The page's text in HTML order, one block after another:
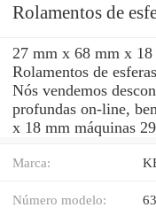
Rolamentos de
27 mm x 68 mm x
Rolamentos de
Nós vendemos
profundas on-line,
x 18 mm máquinas
Marca:
Número modelo: